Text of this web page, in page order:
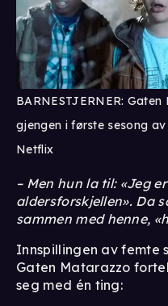
BARNESTJERNER:
gjengen i første sesong
Netflix
– Men hun la til: «Jeg
aldersforskjellen». Da
sammen med henne,
Innspillingen av femte
Gaten Matarazzo
seg med én ting: